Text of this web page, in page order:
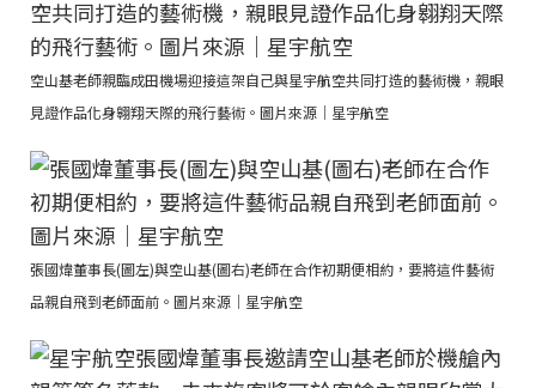
空山基老師親臨成田機場迎接這架自己與星宇航空共同打造的藝術機，親眼
見證作品化身翱翔天際的飛行藝術。圖片來源｜星宇航空
張國煒董事長(圖左)與空山基(圖右)老師在合作初期便相約，要將這件藝術
品親自飛到老師面前。圖片來源｜星宇航空